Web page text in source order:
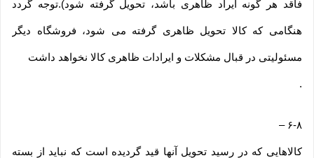
فاقد هر گونه ایراد ظاهری باشد، تحویل گرفته شود).توجه گردد
هنگامی که کالا تحویل ظاهری گرفته می شود، فروشگاه دیگر
مسئولیتی در قبال مشکلات و ایرادات ظاهری کالا نخواهد داشت
.
۶-۸ –
کالاهایی که در رسید تحویل آنها قید گردیده است که نباید از بسته